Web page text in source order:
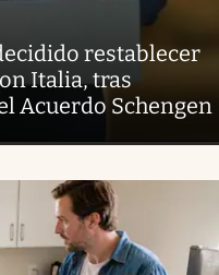
restablecer
Italia, tras
Acuerdo Schengen